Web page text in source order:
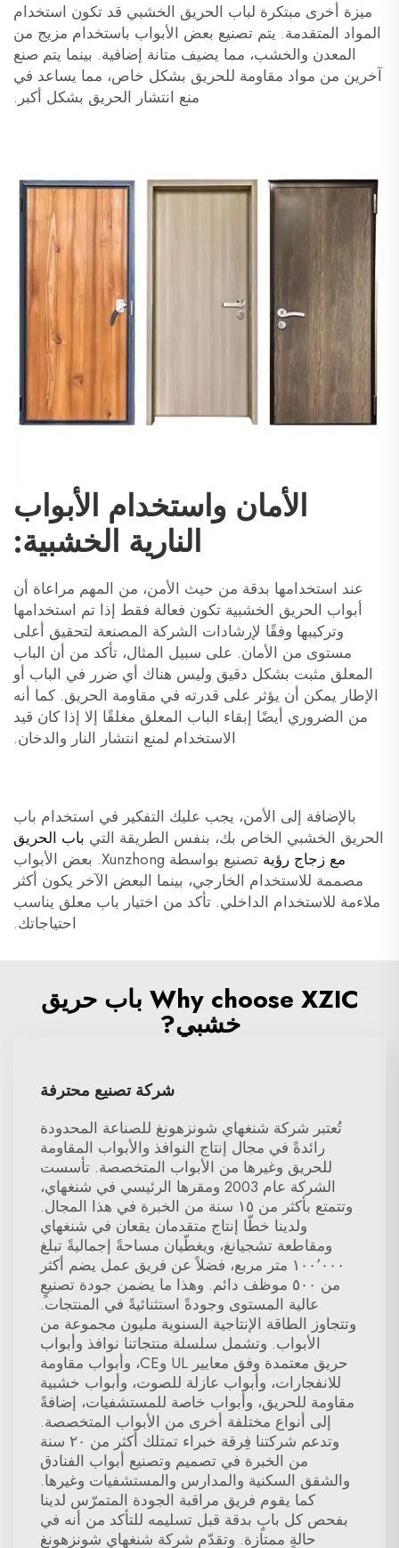
ميزة أخرى مبتكرة لباب الحريق الخشبي قد تكون استخدام
المواد المتقدمة. يتم تصنيع بعض الأبواب باستخدام مزيج من
المعدن والخشب، مما يضيف متانة إضافية. بينما يتم صنع
آخرين من مواد مقاومة للحريق بشكل خاص، مما يساعد في
منع انتشار الحريق بشكل أكبر.
الأمان واستخدام الأبواب
النارية الخشبية:
عند استخدامها بدقة من حيث الأمن، من المهم مراعاة أن
أبواب الحريق الخشبية تكون فعالة فقط إذا تم استخدامها
وتركيبها وفقًا لإرشادات الشركة المصنعة لتحقيق أعلى
مستوى من الأمان. على سبيل المثال، تأكد من أن الباب
المعلق مثبت بشكل دقيق وليس هناك أي ضرر في الباب أو
الإطار يمكن أن يؤثر على قدرته في مقاومة الحريق. كما أنه
من الضروري أيضًا إبقاء الباب المعلق مغلقًا إلا إذا كان قيد
الاستخدام لمنع انتشار النار والدخان.
بالإضافة إلى الأمن، يجب عليك التفكير في استخدام باب
الحريق الخشبي الخاص بك، بنفس الطريقة التي باب الحريق
مع زجاج رؤية
تصنيع بواسطة Xunzhong. بعض الأبواب
مصممة للاستخدام الخارجي، بينما البعض الآخر يكون أكثر
ملاءمة للاستخدام الداخلي. تأكد من اختيار باب معلق يناسب
احتياجاتك.
Why choose XZIC باب حريق
خشبي?
شركة تصنيع محترفة
تُعتبر شركة شنغهاي شونزهونغ للصناعة المحدودة
رائدةً في مجال إنتاج النوافذ والأبواب المقاومة
للحريق وغيرها من الأبواب المتخصصة. تأسست
الشركة عام 2003 ومقرها الرئيسي في شنغهاي،
وتتمتع بأكثر من ١٥ سنة من الخبرة في هذا المجال.
ولدينا خطّا إنتاج متقدمان يقعان في شنغهاي
ومقاطعة تشجيانغ، ويغطّيان مساحةً إجماليةً تبلغ
١٠٠٬٠٠٠ متر مربع، فضلاً عن فريق عمل يضم أكثر
من ٥٠٠ موظف دائم. وهذا ما يضمن جودة تصنيعٍ
عالية المستوى وجودةً استثنائيةً في المنتجات.
وتتجاوز الطاقة الإنتاجية السنوية مليون مجموعة من
الأبواب. وتشمل سلسلة منتجاتنا نوافذ وأبواب
حريق معتمدة وفق معايير UL وCE، وأبواب مقاومة
للانفجارات، وأبواب عازلة للصوت، وأبواب خشبية
مقاومة للحريق، وأبواب خاصة للمستشفيات، إضافةً
إلى أنواع مختلفة أخرى من الأبواب المتخصصة.
وتدعم شركتنا فِرقة خبراء تمتلك أكثر من ٢٠ سنة
من الخبرة في تصميم وتصنيع أبواب الفنادق
والشقق السكنية والمدارس والمستشفيات وغيرها.
كما يقوم فريق مراقبة الجودة المتمرّس لدينا
بفحص كل بابٍ بدقة قبل تسليمه للتأكد من أنه في
حالةٍ ممتازة. وتقدّم شركة شنغهاي شونزهونغ